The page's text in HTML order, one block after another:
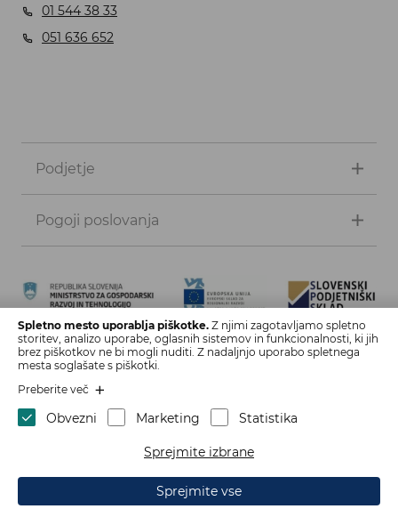
01 544 38 33
051 636 652
Podjetje
Pogoji poslovanja
Naložbo izdelave spletne strani in spletne trgovine sofinancirata
Republika Slovenija in Evropska unija iz Evropskega sklada za
regionalni razvoj. Sofinanciranje je bilo pridobljeno preko vavčerja
za digitalni marketing.
Naziv: Bitax, d.o.o., Attemsov trg 9 B, 3342 Gornji Grad,
Slovenia, SI23779861
Spletno mesto uporablja piškotke. Z njimi zagotavljamo spletno
storitev, analizo uporabe, oglasnih sistemov in funkcionalnosti, ki jih
brez piškotkov ne bi mogli nuditi. Z nadaljnjo uporabo spletnega
mesta soglašate s piškotki.
Preberite več
Obvezni Marketing Statistika
Sprejmite izbrane
Sprejmite vse